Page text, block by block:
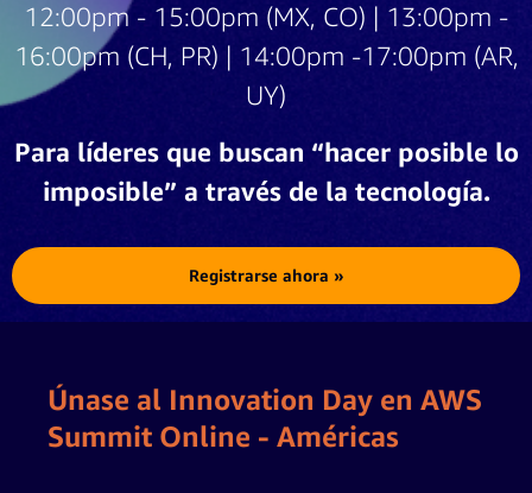
12:00pm - 15:00pm (MX, CO) | 13:00pm -
16:00pm (CH, PR) | 14:00pm -17:00pm (AR,
UY)
Para líderes que buscan “hacer posible lo
imposible” a través de la tecnología.
Registrarse ahora »
Únase al Innovation Day en AWS
Summit Online - Américas